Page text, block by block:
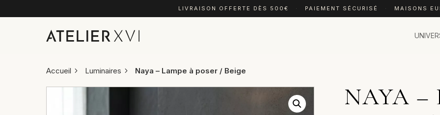
LIVRAISON OFFERTE DÈS 500€ · PAIEMENT SÉCURISÉ · MAISONS
Accueil Luminaires Naya – Lampe à poser / Beige
NAYA –